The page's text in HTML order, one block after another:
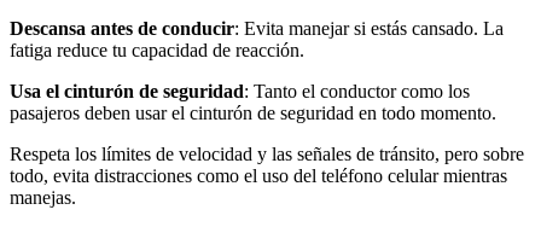
Descansa antes de conducir: Evita manejar si estás cansado. La
fatiga reduce tu capacidad de reacción.
Usa el cinturón de seguridad: Tanto el conductor como los
pasajeros deben usar el cinturón de seguridad en todo momento.
Respeta los límites de velocidad y las señales de tránsito, pero sobre
todo, evita distracciones como el uso del teléfono celular mientras
manejas.